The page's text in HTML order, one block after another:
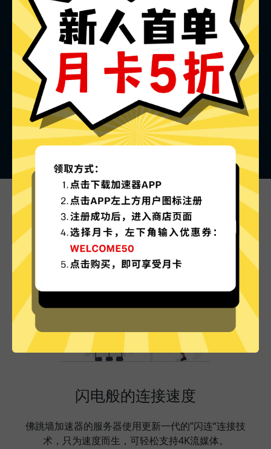
佛跳墙VPN加速器的特色
闪电般的连接速度
佛跳墙加速器的服务器使用更新一代的”闪连“连接技
术，只为速度而生，可轻松支持4K流媒体。